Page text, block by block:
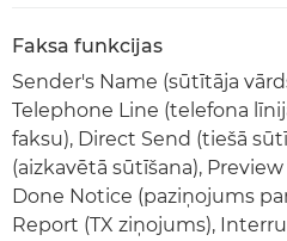
Faksa funkcijas
Sender's Name (sūtītāja
Telephone Line (telefona
faksu), Direct Send (tiešā
(aizkavētā sūtīšana),
Done Notice (paziņojums
Report (TX ziņojums),